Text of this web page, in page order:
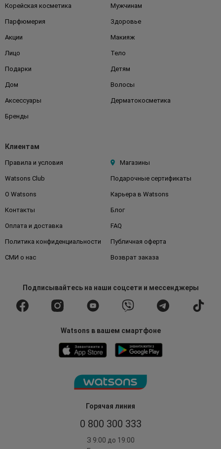
Горячая линия
0 800 300 333
З 9:00 до 19:00
Корейская косметика Мужчинам
Парфюмерия Здоровье
Акции Макияж
Лицо Тело
Подарки Детям
Дом Волосы
Аксессуары Дерматокосметика
Бренды
Клиентам
Правила и условия Магазины
Watsons Club Подарочные сертификаты
О Watsons Карьера в Watsons
Контакты Блог
Оплата и доставка FAQ
Политика конфиденциальности Публичная оферта
СМИ о нас Возврат заказа
Подписывайтесьна наши соцсети и мессенджеры
Watsons в вашем смартфоне